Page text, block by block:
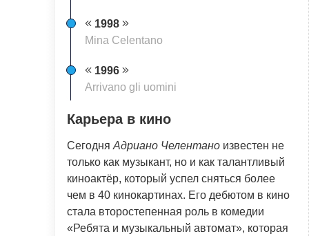
1998
Mina Celentano
1996
Arrivano gli uomini
Карьера в кино
Сегодня Адриано Челентано известен не
только как музыкант, но и как талантливый
киноактёр, который успел сняться более
чем в 40 кинокартинах. Его дебютом в кино
стала второстепенная роль в комедии
«Ребята и музыкальный автомат», которая